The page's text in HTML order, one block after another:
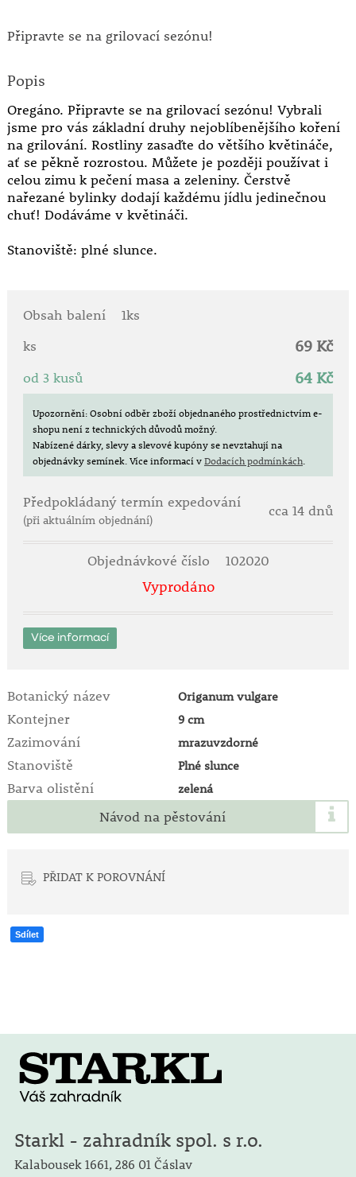
Připravte se na grilovací sezónu!
Popis
Oregáno. Připravte se na grilovací sezónu! Vybrali
jsme pro vás základní druhy nejoblíbenějšího koření
na grilování. Rostliny zasaďte do většího květináče,
ať se pěkně rozrostou. Můžete je později používat i
celou zimu k pečení masa a zeleniny. Čerstvě
nařezané bylinky dodají každému jídlu jedinečnou
chuť! Dodáváme v květináči.
Stanoviště: plné slunce.
Obsah balení
1ks
ks
69 Kč
od 3 kusů 64 Kč
Upozornění: Osobní odběr zboží objednaného prostřednictvím e-
shopu není z technických důvodů možný.
Nabízené dárky, slevy a slevové kupóny se nevztahují na
objednávky semínek.Více informací vDodacích podmínkách.
Předpokládaný termín expedování
(při aktuálním objednání)
cca 14 dnů
Objednávkové číslo 102020
Vyprodáno
Více informací
Botanický název Origanum vulgare
Kontejner 9 cm
Zazimování mrazuvzdorné
Stanoviště Plné slunce
Barva olistění zelená
Návod na pěstování
PŘIDAT K POROVNÁNÍ
Sdílet
Starkl - zahradník spol. s r.o.
Kalabousek 1661, 286 01 Čáslav